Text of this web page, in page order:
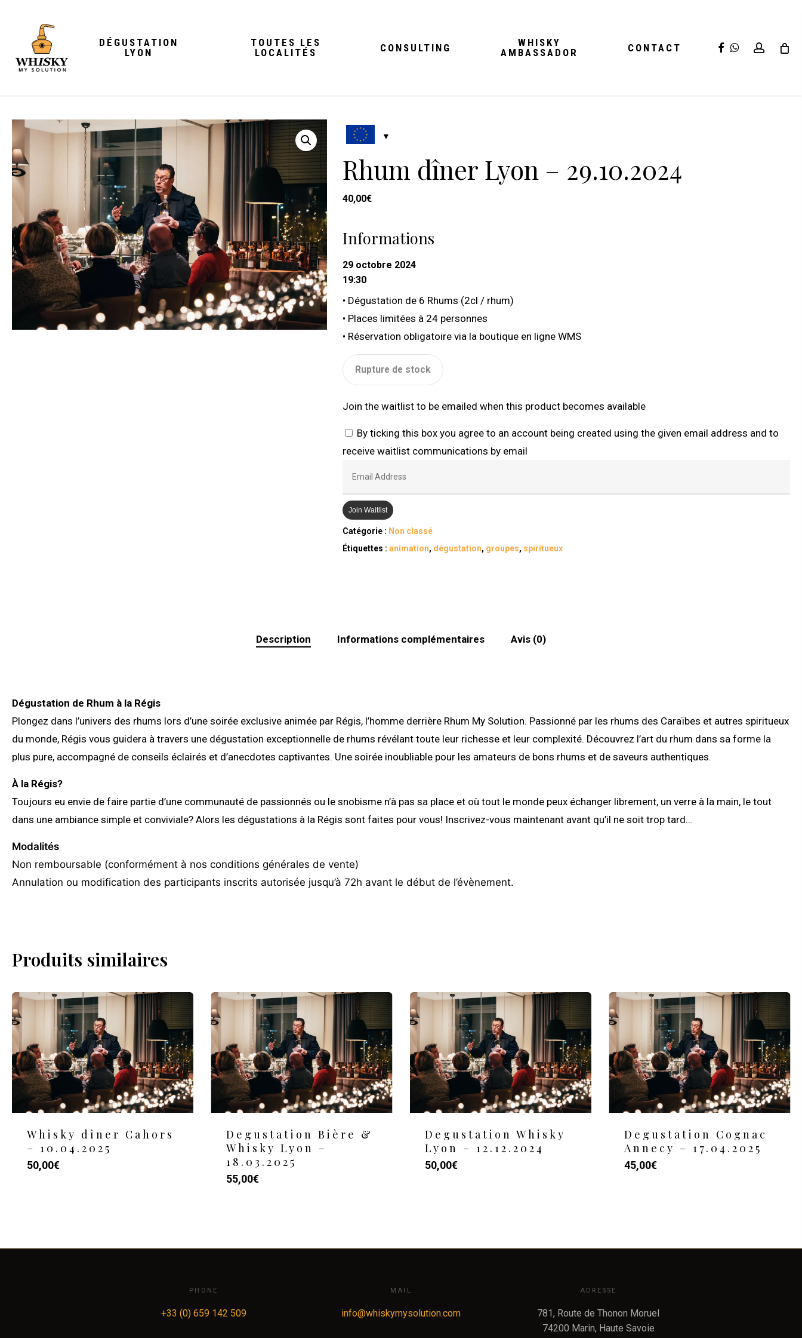
content
DÉGUSTATION
LYON
TOUTES LES
LOCALITÉS
CONSULTING
WHISKY
AMBASSADOR
CONTACT FACEBOOK
WHATSAPP
account
Rhum dîner Lyon – 29.10.2024
40,00€
Informations
29 octobre 2024
19:30
• Dégustation de 6 Rhums (2cl / rhum)
• Places limitées à 24 personnes
• Réservation obligatoire via la boutique en ligne WMS
Rupture de stock
Join the waitlist to be emailed when this product becomes available
By ticking this box you agree to an account being created using the given email address and to
receive waitlist communications by email
email
address
Join Waitlist
Catégorie : Non classé
Étiquettes :animation, dégustation, groupes, spiritueux
Description Informations complémentaires Avis (0)
Dégustation de Rhum à la Régis
Plongez dans l’univers des rhums lors d’une soirée exclusive animée par Régis, l’homme derrière Rhum My Solution. Passionné par les rhums des Caraïbes et autres spiritueux
du monde, Régis vous guidera à travers une dégustation exceptionnelle de rhums révélant toute leur richesse et leur complexité. Découvrez l’art du rhum dans sa forme la
plus pure, accompagné de conseils éclairés et d’anecdotes captivantes. Une soirée inoubliable pour les amateurs de bons rhums et de saveurs authentiques.
À la Régis?
Toujours eu envie de faire partie d’une communauté de passionnés ou le snobisme n’à pas sa place et où tout le monde peux échanger librement, un verre à la main, le tout
dans une ambiance simple et conviviale? Alors les dégustations à la Régis sont faites pour vous! Inscrivez-vous maintenant avant qu’il ne soit trop tard…
Modalités
Non remboursable (conformément à nos conditions générales de vente)
Annulation ou modification des participants inscrits autorisée jusqu’à 72h avant le début de l’évènement.
Produits similaires
Whisky dîner Cahors
– 10.04.2025
50,00€
Degustation Bière &
Whisky Lyon –
18.03.2025
55,00€
Degustation Whisky
Lyon – 12.12.2024
50,00€
Degustation Cognac
Annecy – 17.04.2025
45,00€
PHONE
+33 (0) 659 142 509
MAIL
info@whiskymysolution.com
ADRESSE
781, Route de Thonon Moruel
74200 Marin, Haute Savoie